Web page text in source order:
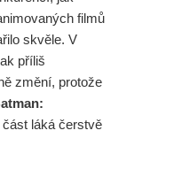
filmů
skvěle. V
příliš
změní, protože
láká čerstvě